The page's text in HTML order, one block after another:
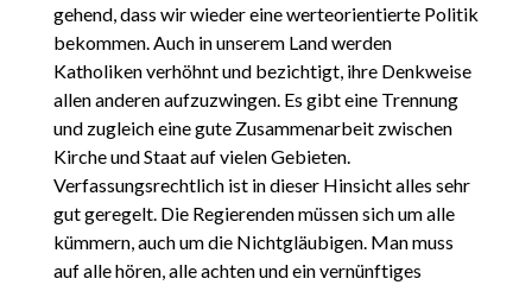
gehend, dass wir wieder eine werteorientierte Politik
bekommen. Auch in unserem Land werden
Katholiken verhöhnt und bezichtigt, ihre Denkweise
allen anderen aufzuzwingen. Es gibt eine Trennung
und zugleich eine gute Zusammenarbeit zwischen
Kirche und Staat auf vielen Gebieten.
Verfassungsrechtlich ist in dieser Hinsicht alles sehr
gut geregelt. Die Regierenden müssen sich um alle
kümmern, auch um die Nichtgläubigen. Man muss
auf alle hören, alle achten und ein vernünftiges